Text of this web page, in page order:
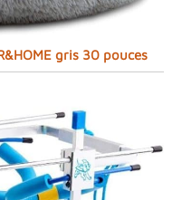
gris 30 pouces